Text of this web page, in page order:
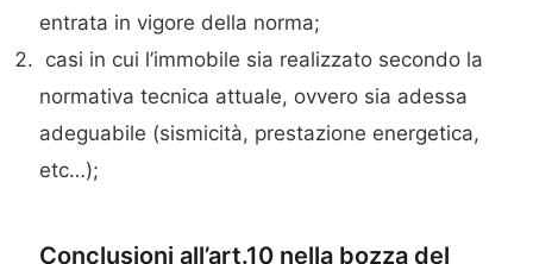
entrata in vigore della norma;
casi in cui l’immobile sia realizzato secondo la
normativa tecnica attuale, ovvero sia adessa
adeguabile (sismicità, prestazione energetica,
etc…);
Conclusioni all’art.10 nella bozza del